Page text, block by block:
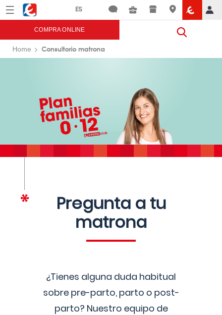
Menú Eroski
COMPRA ONLINE
Home Consultorio matrona
Pregunta a tu
matrona
¿Tienes alguna duda habitual
sobre pre-parto, parto o post-
parto? Nuestro equipo de